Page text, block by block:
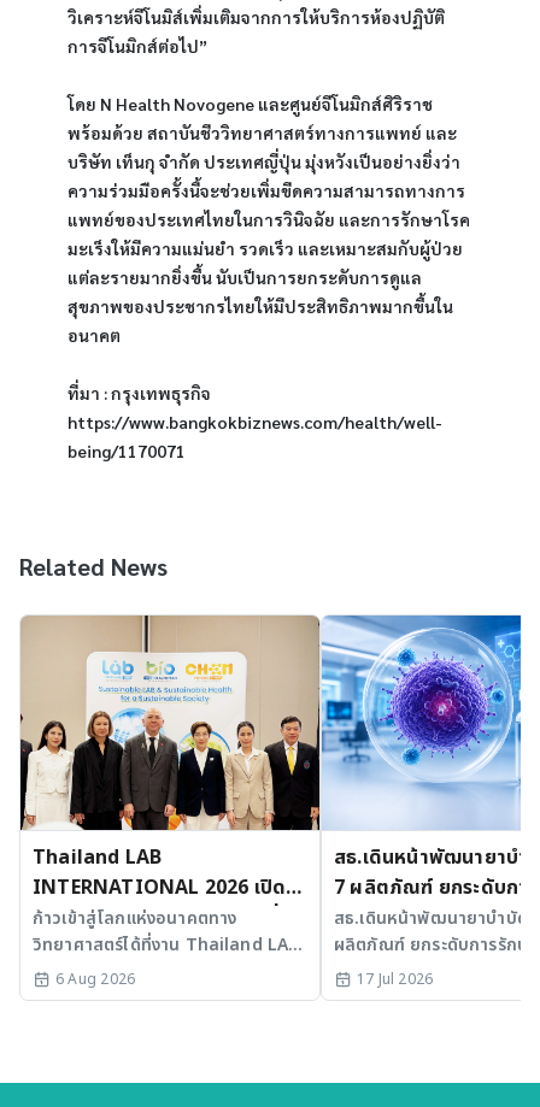
วิเคราะห์จีโนมิส์เพิ่มเติมจากการให้บริการห้องปฏิบัติ
การจีโนมิกส์ต่อไป”
โดย N Health Novogene และศูนย์จีโนมิกส์ศิริราช
พร้อมด้วย สถาบันชีววิทยาศาสตร์ทางการแพทย์ และ
บริษัท เท็นกุ จำกัด ประเทศญี่ปุ่น มุ่งหวังเป็นอย่างยิ่งว่า
ความร่วมมือครั้งนี้จะช่วยเพิ่มขีดความสามารถทางการ
แพทย์ของประเทศไทยในการวินิจฉัย และการรักษาโรค
มะเร็งให้มีความแม่นยำ รวดเร็ว และเหมาะสมกับผู้ป่วย
แต่ละรายมากยิ่งขึ้น นับเป็นการยกระดับการดูแล
สุขภาพของประชากรไทยให้มีประสิทธิภาพมากขึ้นใน
อนาคต
ที่มา : กรุงเทพธุรกิจ
https://www.bangkokbiznews.com/health/well-
being/1170071
Related News
Thailand LAB
INTERNATIONAL 2026 เปิด
เวที AI รวม 3 งานใหญ่ ขับเคลื่อน
ไทยสู่ศูนย์กลางนวัตกรรมอาเซียน
ก้าวเข้าสู่โลกแห่งอนาคตทาง
วิทยาศาสตร์ได้ที่งาน Thailand LAB
INTERNATIONAL 2026
6 Aug 2026
สธ.เดินหน้าพัฒนายาบำ
7 ผลิตภัณฑ์ ยกระดับกา
มะเร็งและ SLE
สธ.เดินหน้าพัฒนายาบำบัด
ผลิตภัณฑ์ ยกระดับการรักษา
SLE พร้อมเร่ง Medical AI
ประเทศไทย
17 Jul 2026